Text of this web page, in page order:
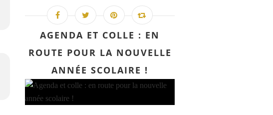
AGENDA ET COLLE : EN
ROUTE POUR LA NOUVELLE
ANNÉE SCOLAIRE !